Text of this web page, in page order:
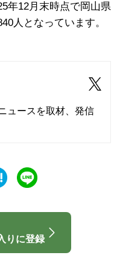
年12月末時点で岡山県
人となっています。
ュースを取材、発信
りに登録